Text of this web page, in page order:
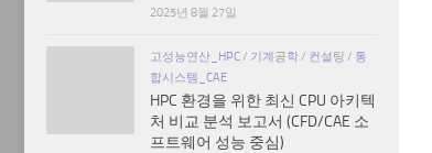
2025년 8월 27일
고성능연산_HPC/ 기계공학/ 컨설팅 / 통
합시스템_CAE
HPC 환경을 위한 최신 CPU 아키텍
처 비교 분석 보고서 (CFD/CAE 소
프트웨어 성능 중심)